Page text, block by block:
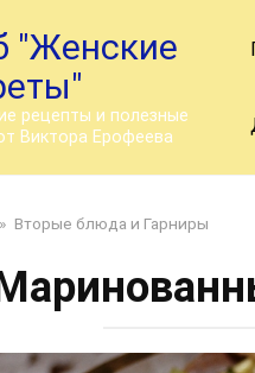
"Женские
рецепты и полезные
Виктора Ерофеева
» Вторые блюда и Гарниры